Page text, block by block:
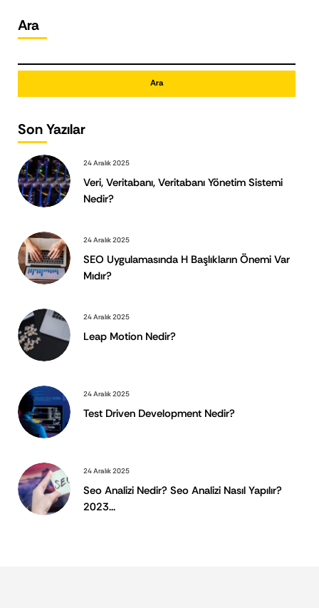
Ara
Ara
Son Yazılar
24 Aralık 2025
Veri, Veritabanı, Veritabanı Yönetim Sistemi
Nedir?
24 Aralık 2025
SEO Uygulamasında H Başlıkların Önemi Var
Mıdır?
24 Aralık 2025
Leap Motion Nedir?
24 Aralık 2025
Test Driven Development Nedir?
24 Aralık 2025
Seo Analizi Nedir? Seo Analizi Nasıl Yapılır?
2023...